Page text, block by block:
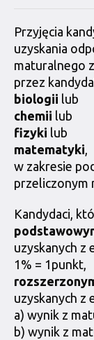
Przyjęcia
uzyskania
maturalnego
przez
biologii lub
chemii lub
fizyki lub
matematyki,
w zakresie
przeliczonym
Kandydaci,
uzyskanych z
1% = 1punkt,
uzyskanych z
a) wynik z
b) wynik z